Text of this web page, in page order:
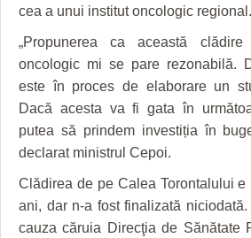
GRĂDINA TAICII DOMNULUI
ZIARISTU’ DE TERASĂ
CU OIŞTEA-N KIERKEGAARD
FINANŢĂRI DE LA A LA Z
PE SURSE
CRONICĂ DE FILM
UNDE MERGEM
FILME DOCUMENTARE
CLIPURI VIDEO
JOCURI ONLINE
ACCIDENTE
ANUNŢURI
INFO SI UTILE
CULTURA
INVATAMANT
JUSTITIE
FILME DOCUMENTARE
cea a unui institut oncologic regional.
„Propunerea ca această
oncologic mi se pare rezonabilă.
este în proces de elaborare un
Dacă acesta va fi gata în
putea să prindem investiția în
declarat ministrul Cepoi.
Clădirea de pe Calea Torontalului e
ani, dar n-a fost finalizată
cauza căruia Direcţia de Sănătate